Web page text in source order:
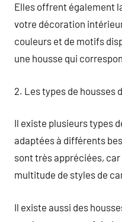
Elles offrent également
votre décoration
couleurs et de motifs
une housse qui
2. Les types de housses
Il existe plusieurs types
adaptées à différents
sont très appréciées, car
multitude de styles de
Il existe aussi des